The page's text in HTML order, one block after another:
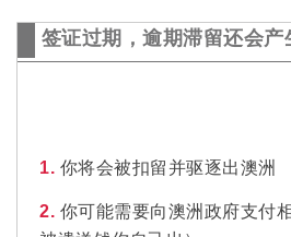
2.
你可能需要向澳洲政府支付
3.三年内你将禁止进入澳洲境